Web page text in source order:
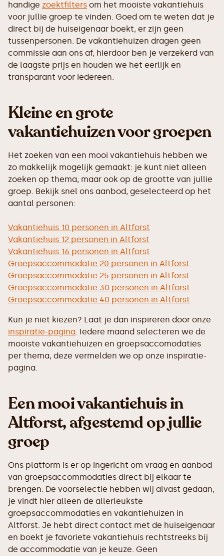
handige zoektfilters om het mooiste vakantiehuis
voor jullie groep te vinden. Goed om te weten dat je
direct bij de huiseigenaar boekt, er zijn geen
tussenpersonen. De vakantiehuizen dragen geen
commissie aan ons af, hierdoor ben je verzekerd van
de laagste prijs en houden we het eerlijk en
transparant voor iedereen.
Kleine en grote
vakantiehuizen voor groepen
Het zoeken van een mooi vakantiehuis hebben we
zo makkelijk mogelijk gemaakt: je kunt niet alleen
zoeken op thema, maar ook op de grootte van jullie
groep. Bekijk snel ons aanbod, geselecteerd op het
aantal personen:
Vakantiehuis 10 personen in Altforst
Vakantiehuis 12 personen in Altforst
Vakantiehuis 16 personen in Altforst
Groepsaccommodatie 20 personen in Altforst
Groepsaccommodatie 25 personen in Altforst
Groepsaccommodatie 30 personen in Altforst
Groepsaccommodatie 40 personen in Altforst
Kun je niet kiezen? Laat je dan inspireren door onze
inspiratie-pagina. Iedere maand selecteren we de
mooiste vakantiehuizen en groepsaccomodaties
per thema, deze vermelden we op onze inspiratie-
pagina.
Een mooi vakantiehuis in
Altforst, afgestemd op jullie
groep
Ons platform is er op ingericht om vraag en aanbod
van groepsaccommodaties direct bij elkaar te
brengen. De voorselectie hebben wij alvast gedaan,
je vindt hier alleen de allerleukste
groepsaccommodaties en vakantiehuizen in
Altforst. Je hebt direct contact met de huiseigenaar
en boekt je favoriete vakantiehuis rechtstreeks bij
de accommodatie van je keuze. Geen